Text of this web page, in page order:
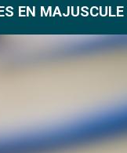
EN MAJUSCULE